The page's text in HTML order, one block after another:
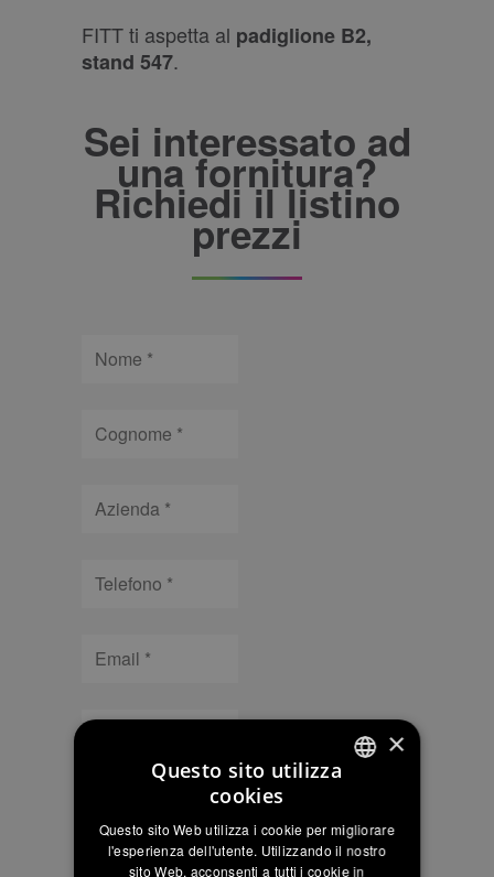
FITT ti aspetta al padiglione B2,
stand 547.
Sei interessato ad
una fornitura?
Richiedi il listino
prezzi
Città
ENGLISH
×
Questo sito utilizza
cookies
Questo sito Web utilizza i cookie per migliorare
l'esperienza dell'utente. Utilizzando il nostro
sito Web, acconsenti a tutti i cookie in